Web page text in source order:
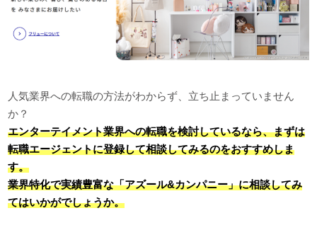
人気業界への転職の方法がわからず、立ち止まっていません
か？
エンターテイメント業界への転職を検討しているなら、まずは
転職エージェントに登録して相談してみるのをおすすめしま
す。
業界特化で実績豊富な「アズール&カンパニー」に相談してみ
てはいかがでしょうか。